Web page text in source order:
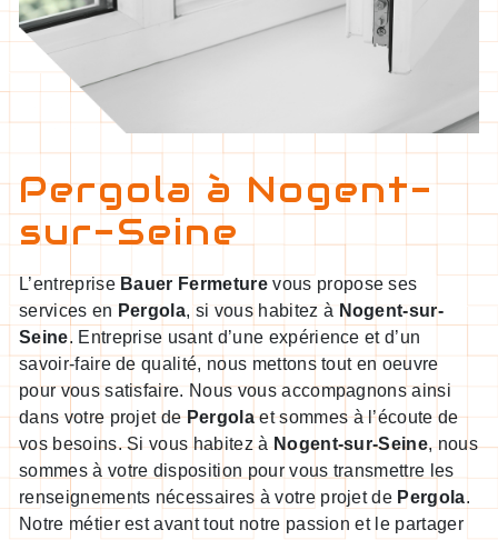
Pergola à Nogent-
sur-Seine
L’entreprise Bauer Fermeturevous propose ses
services en Pergola, si vous habitez à Nogent-sur-
Seine. Entreprise usant d’une expérience et d’un
savoir-faire de qualité, nous mettons tout en oeuvre
pour vous satisfaire. Nous vous accompagnons ainsi
dans votre projet dePergolaet sommes à l’écoute de
vos besoins. Si vous habitez à Nogent-sur-Seine, nous
sommes à votre disposition pour vous transmettre les
renseignements nécessaires à votre projet de Pergola.
Notre métier est avant tout notre passion et le partager